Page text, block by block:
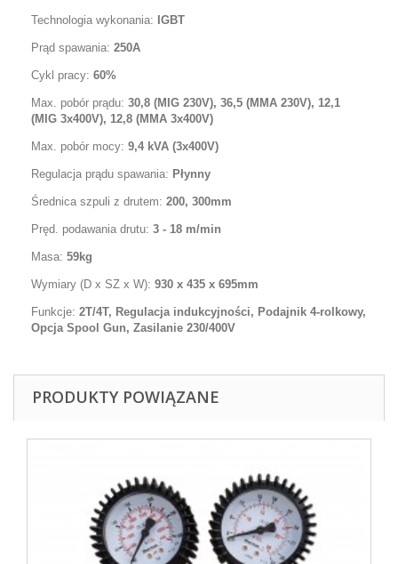
Technologia wykonania: IGBT
Prąd spawania: 250A
Cykl pracy: 60%
Max. pobór prądu: 30,8 (MIG 230V), 36,5 (MMA 230V), 12,1
(MIG 3x400V), 12,8 (MMA 3x400V)
Max. pobór mocy: 9,4 kVA (3x400V)
Regulacja prądu spawania: Płynny
Średnica szpuli z drutem: 200, 300mm
Pręd. podawania drutu: 3 - 18 m/min
Masa: 59kg
Wymiary (D x SZ x W): 930 x 435 x 695mm
Funkcje: 2T/4T, Regulacja indukcyjności, Podajnik 4-rolkowy,
Opcja Spool Gun, Zasilanie 230/400V
PRODUKTY POWIĄZANE